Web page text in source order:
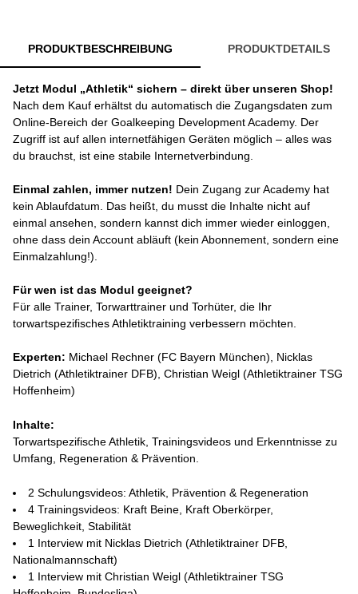
PRODUKTBESCHREIBUNG PRODUKTDETAILS
Jetzt Modul „Athletik“ sichern – direkt über unseren Shop!
Nach dem Kauf erhältst du automatisch die Zugangsdaten zum
Online-Bereich der Goalkeeping Development Academy. Der
Zugriff ist auf allen internetfähigen Geräten möglich – alles was
du brauchst, ist eine stabile Internetverbindung.
Einmal zahlen, immer nutzen! Dein Zugang zur Academy hat
kein Ablaufdatum. Das heißt, du musst die Inhalte nicht auf
einmal ansehen, sondern kannst dich immer wieder einloggen,
ohne dass dein Account abläuft (kein Abonnement, sondern eine
Einmalzahlung!).
Für wen ist das Modul geeignet?
Für alle Trainer, Torwarttrainer und Torhüter, die Ihr
torwartspezifisches Athletiktraining verbessern möchten.
Experten: Michael Rechner (FC Bayern München), Nicklas
Dietrich (Athletiktrainer DFB), Christian Weigl (Athletiktrainer TSG
Hoffenheim)
Inhalte:
Torwartspezifische Athletik, Trainingsvideos und Erkenntnisse zu
Umfang, Regeneration & Prävention.
2 Schulungsvideos: Athletik, Prävention & Regeneration
4 Trainingsvideos: Kraft Beine, Kraft Oberkörper,
Beweglichkeit, Stabilität
1 Interview mit Nicklas Dietrich (Athletiktrainer DFB,
Nationalmannschaft)
1 Interview mit Christian Weigl (Athletiktrainer TSG